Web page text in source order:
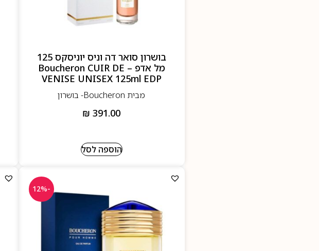
בושרון סואר דה וניס יוניסקס 125
מל אדפ – Boucheron CUIR DE
VENISE UNISEX 125ml EDP
מבית Boucheron- בושרון
₪ 391.00
הוספה לסל
-12%